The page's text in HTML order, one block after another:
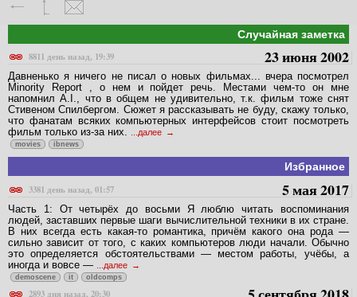
Случайная заметка
8811 день назад, 19:39
23 июня 2002
Давненько я ничего не писал о новых фильмах... вчера посмотрел
Minority Report , о нем и пойдет речь. Местами чем-то он мне
напомнил A.I., что в общем не удивительно, т.к. фильм тоже снят
Стивеном Спилбергом. Сюжет я рассказывать не буду, скажу только,
что фанатам всяких компьютерных интерфейсов стоит посмотреть
фильм только из-за них.
...далее
movies ibnews
Избранное
3381 день назад, 01:57
5 мая 2017
Часть 1: От четырёх до восьми Я люблю читать воспоминания
людей, заставших первые шаги вычислительной техники в их стране.
В них всегда есть какая-то романтика, причём какого она рода —
сильно зависит от того, с каких компьютеров люди начали. Обычно
это определяется обстоятельствами — местом работы, учёбы, а
иногда и вовсе —
...далее
demoscene it oldcomps
2893 дня назад, 20:30